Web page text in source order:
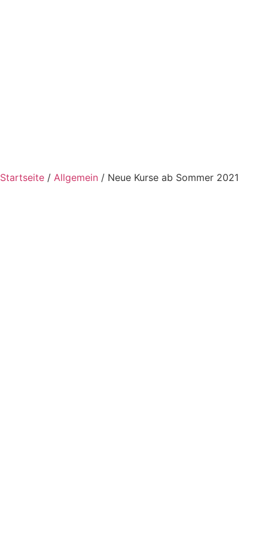
Startseite / Allgemein / Neue Kurse ab Sommer 2021